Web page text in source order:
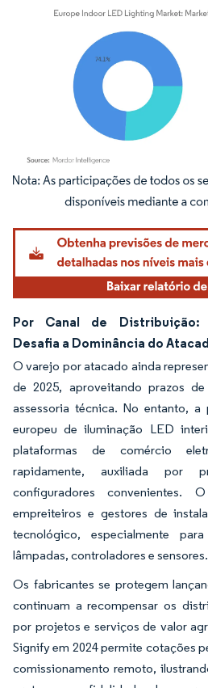
Imagem © Mordor Intelligence. O reuso
Por Canal de Distribuição:
Desafia a Dominância do
O varejo por atacado ainda
de 2025, aproveitando prazos
assessoria técnica. No entanto,
europeu de iluminação LED
plataformas de comércio
rapidamente, auxiliada por
configuradores convenientes.
empreiteiros e gestores de
tecnológico, especialmente
lâmpadas, controladores e sensores.
Os fabricantes se protegem
continuam a recompensar os
por projetos e serviços de valor
Signify em 2024 permite cotações
comissionamento remoto,